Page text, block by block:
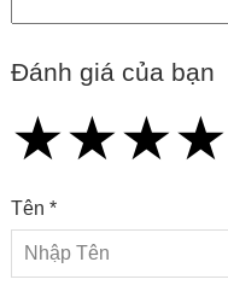
Đánh giá của bạn
★
★★
★★★
★★★★
★★★★
Tên *